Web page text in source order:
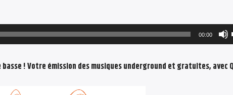
00:00
basse ! Votre émission des musiques underground et gratuites, avec